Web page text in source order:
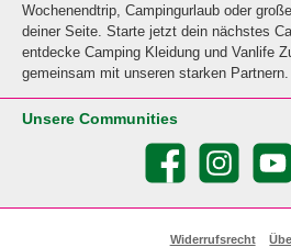
Wochenendtrip, Campingurlaub oder
deiner Seite. Starte jetzt dein nächstes
entdecke Camping Kleidung und Vanlife
gemeinsam mit unseren starken Partnern.
Unsere Communities
Facebook Instagram
Widerrufsrecht